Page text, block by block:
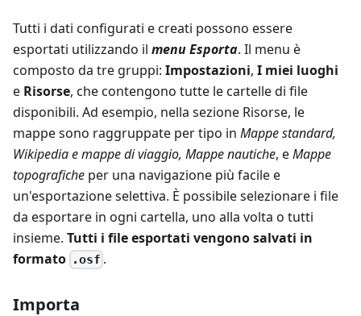
Tutti i dati configurati e creati possono essere
esportati utilizzando il menu Esporta. Il menu è
composto da tre gruppi: Impostazioni, I miei luoghi
e Risorse, che contengono tutte le cartelle di file
disponibili. Ad esempio, nella sezione Risorse, le
mappe sono raggruppate per tipo in Mappe standard,
Wikipedia e mappe di viaggio, Mappe nautiche, eMappe
topografiche per una navigazione più facile e
un'esportazione selettiva. È possibile selezionare i file
da esportare in ogni cartella, uno alla volta o tutti
insieme. Tutti i file esportati vengono salvati in
formato .osf .
Importa